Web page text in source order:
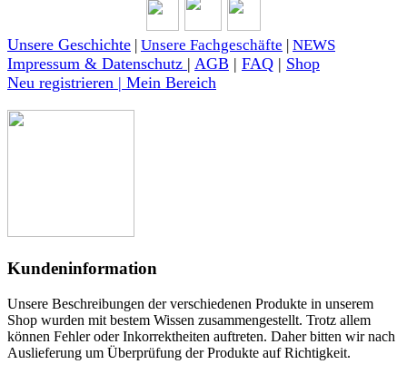
Unsere Geschichte Unsere Fachgeschäfte NEWS
Impressum & Datenschutz | AGB | FAQ | Shop
Neu registrieren | Mein Bereich
Kundeninformation
Unsere Beschreibungen der verschiedenen Produkte in unserem
Shop wurden mit bestem Wissen zusammengestellt. Trotz allem
können Fehler oder Inkorrektheiten auftreten. Daher bitten wir nach
Auslieferung um Überprüfung der Produkte auf Richtigkeit.